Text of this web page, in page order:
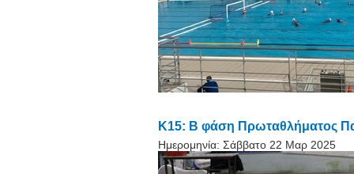
Κ15: Β φάση Πρωταθλήματος
Ημερομηνία: Σάββατο 22 Μαρ 2025